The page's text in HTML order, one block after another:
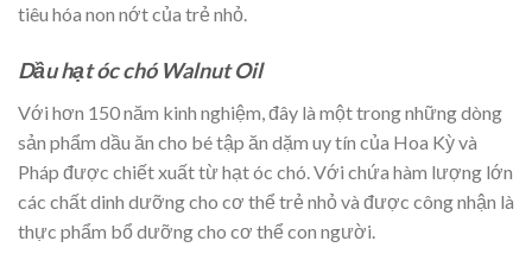
tiêu hóa non nớt của trẻ nhỏ.
Dầu hạt óc chó Walnut Oil
Với hơn 150 năm kinh nghiệm, đây là một trong những dòng
sản phẩm dầu ăn cho bé tập ăn dặm uy tín của Hoa Kỳ và
Pháp được chiết xuất từ hạt óc chó. Với chứa hàm lượng lớn
các chất dinh dưỡng cho cơ thể trẻ nhỏ và được công nhận là
thực phẩm bổ dưỡng cho cơ thể con người.